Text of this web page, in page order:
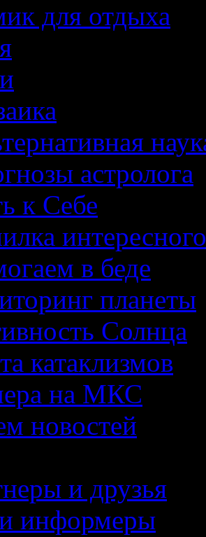
для отдыха
астролога
к Себе
интересного
в беде
планеты
Солнца
катаклизмов
на МКС
новостей
и друзья
информеры